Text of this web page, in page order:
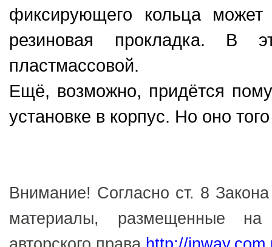
фиксирующего кольца может
резиновая прокладка. В
пластмассовой.
Ещё, возможно, придётся
установке в корпус. Но оно того
Внимание! Согласно ст. 8
материалы, размещенные